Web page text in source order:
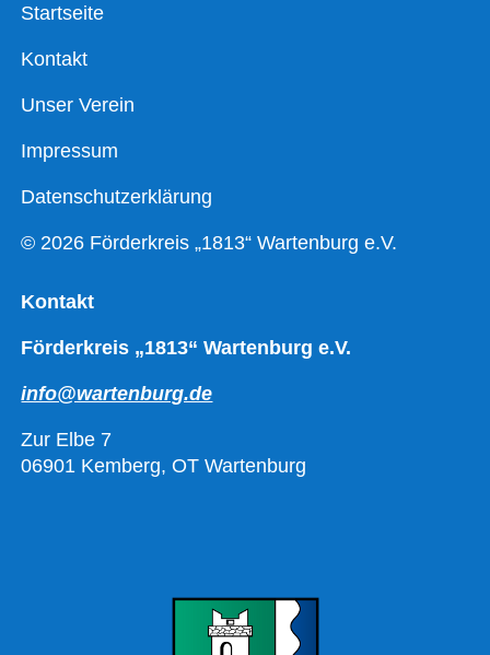
Startseite
Kontakt
Unser Verein
Impressum
Datenschutzerklärung
© 2026 Förderkreis „1813“ Wartenburg e.V.
Kontakt
Förderkreis „1813“ Wartenburg e.V.
info@wartenburg.de
Zur Elbe 7
06901 Kemberg, OT Wartenburg